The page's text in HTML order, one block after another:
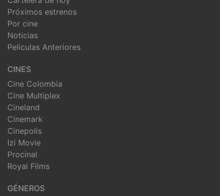
Próximos estrenos
Por cine
Noticias
Peliculas Anteriores
CINES
Cine Colombia
Cine Multiplex
Cineland
Cinemark
Cinepolis
Izi Movie
Procinal
Royal Films
GÉNEROS